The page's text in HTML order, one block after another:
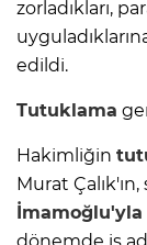
zorladıkları,
edildi.
Tutuklama
Hakimliğin
Murat
İmamoğlu'yla